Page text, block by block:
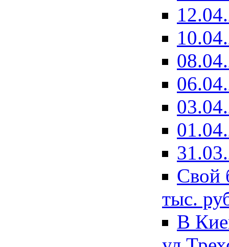
Свой
тыс.
В